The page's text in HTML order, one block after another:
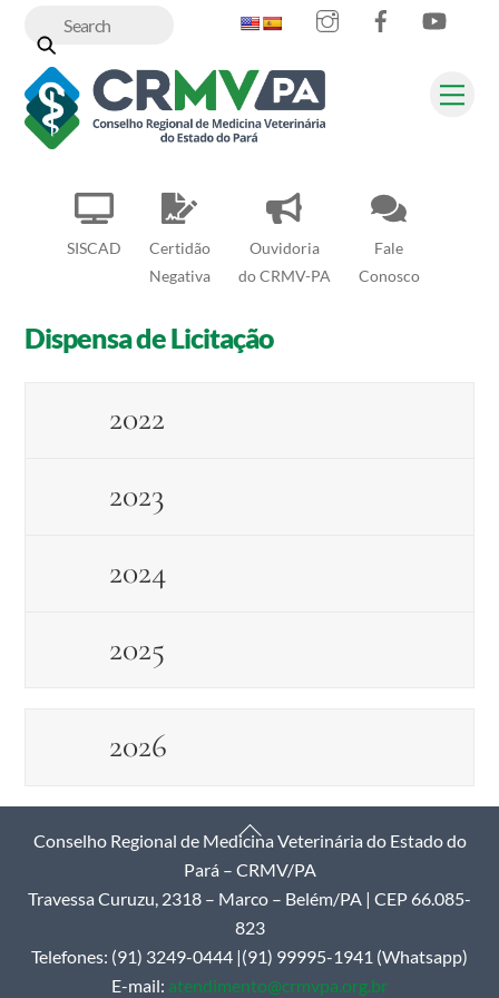
content
SISCAD
Certidão
Negativa
Ouvidoria
do CRMV-PA
Fale
Conosco
InstagramFacebook
Dispensa de Licitação
2022
2023
2024
2025
2026
Back
To
Top
Conselho Regional de Medicina Veterinária do Estado do
Pará – CRMV/PA
Travessa Curuzu, 2318 – Marco – Belém/PA | CEP 66.085-
823
Telefones: (91) 3249-0444 |(91) 99995-1941 (Whatsapp)
E-mail: atendimento@crmvpa.org.br